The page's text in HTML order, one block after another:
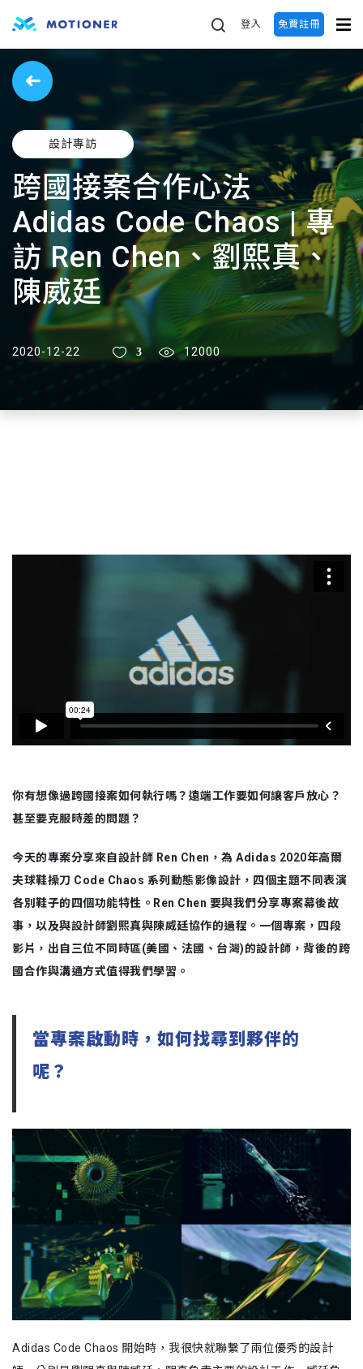
登入 免費註冊
設計專訪
跨國接案合作心法
Adidas Code Chaos | 專
訪 Ren Chen、劉熙真、
陳威廷
2020-12-22 3 12000
你有想像過跨國接案如何執行嗎？遠端工作要如何讓客戶放心？
甚至要克服時差的問題？
今天的專案分享來自設計師 Ren Chen，為 Adidas 2020年高爾
夫球鞋操刀 Code Chaos 系列動態影像設計，四個主題不同表演
各別鞋子的四個功能特性。Ren Chen 要與我們分享專案幕後故
事，以及與設計師劉熙真與陳威廷協作的過程。一個專案，四段
影片，出自三位不同時區(美國、法國、台灣)的設計師，背後的跨
國合作與溝通方式值得我們學習。
當專案啟動時，如何找尋到夥伴的
呢？
Adidas Code Chaos 開始時，我很快就聯繫了兩位優秀的設計